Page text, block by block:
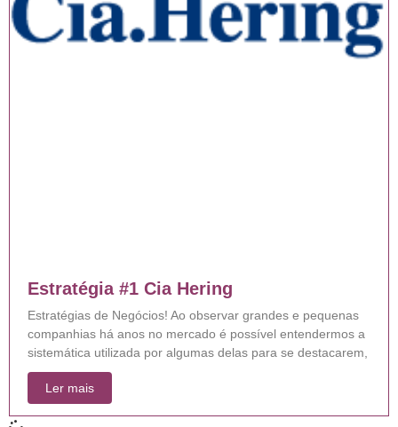
Estratégia #1 Cia Hering
Estratégias de Negócios! Ao observar grandes e pequenas
companhias há anos no mercado é possível entendermos a
sistemática utilizada por algumas delas para se destacarem,
Ler mais